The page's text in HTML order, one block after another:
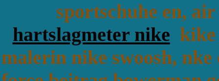
sportschuhe en,
hartslagmeter nike kike
malerin nike swoosh,